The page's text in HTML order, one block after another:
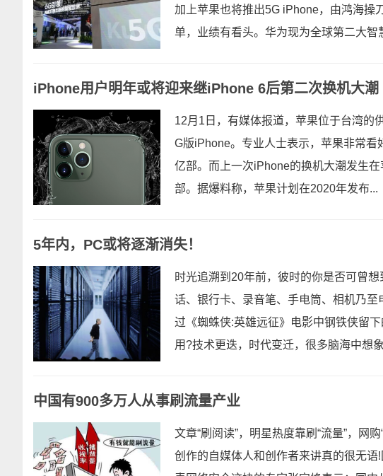
加上苹果也将推出5G iPhone，由鸿海操
单，业绩有看头。华为现为全球第二大智
iPhone用户明年或将迎来继iPhone 6后第二次换机大潮
12月1日，有媒体报道，苹果位于台湾的
G版iPhone。专业人士表示，苹果非常
亿部。而上一次iPhone的换机大潮发生
部。据爆料称，苹果计划在2020年发布...
5年内，PC或将逐渐消失！
时光追溯到20年前，彼时的你是否可曾
话、银行卡、录音笔、手电筒、相机乃
过《蜘蛛侠:英雄远征》电影中钢铁侠留
用?技术更迭，时代变迁，很多脑海中想
中国有900多万人从事刷流量产业
文章“刷阅读”，明星热度靠刷“流量”，网
创作的自媒体人和创作者来讲真的很无